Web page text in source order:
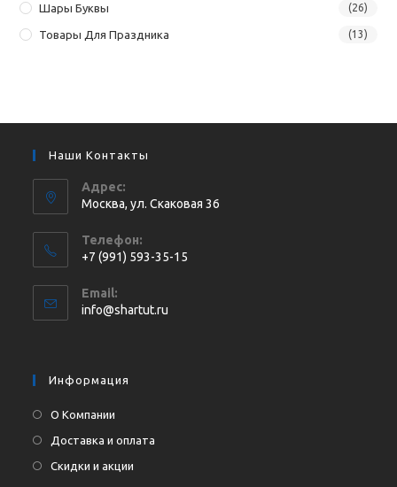
Шары Буквы (26)
Товары Для Праздника (13)
Наши Контакты
Адрес:
Москва, ул. Cкаковая 36
Телефон:
+7 (991) 593-35-15
в
вашем
Email:
info@shartut.ru
Информация
О Компании
Доставка и оплата
Скидки и акции